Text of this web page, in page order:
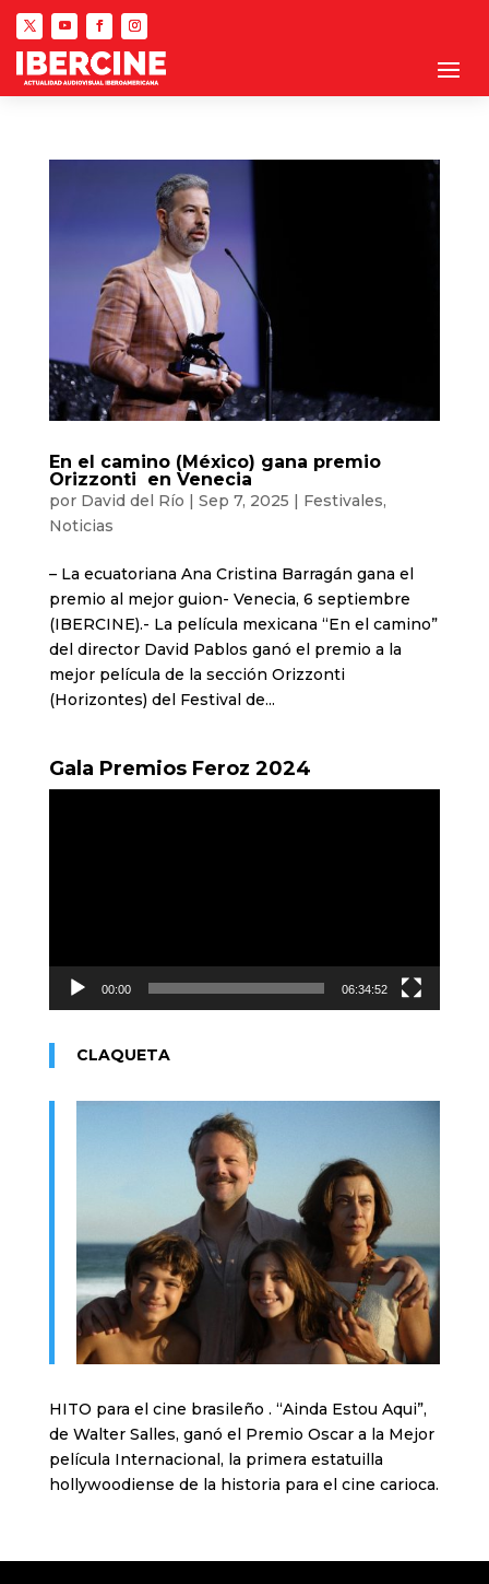
En el camino (México) gana premio
Orizzonti en Venecia
por David del Río | Sep 7, 2025 | Festivales,
Noticias
– La ecuatoriana Ana Cristina Barragán gana el
premio al mejor guion- Venecia, 6 septiembre
(IBERCINE).- La película mexicana “En el camino”
del director David Pablos ganó el premio a la
mejor película de la sección Orizzonti
(Horizontes) del Festival de...
Gala Premios Feroz 2024
00:00 06:34:52
CLAQUETA
HITO para el cine brasileño . “Ainda Estou Aqui”,
de Walter Salles, ganó el Premio Oscar a la Mejor
película Internacional, la primera estatuilla
hollywoodiense de la historia para el cine carioca.